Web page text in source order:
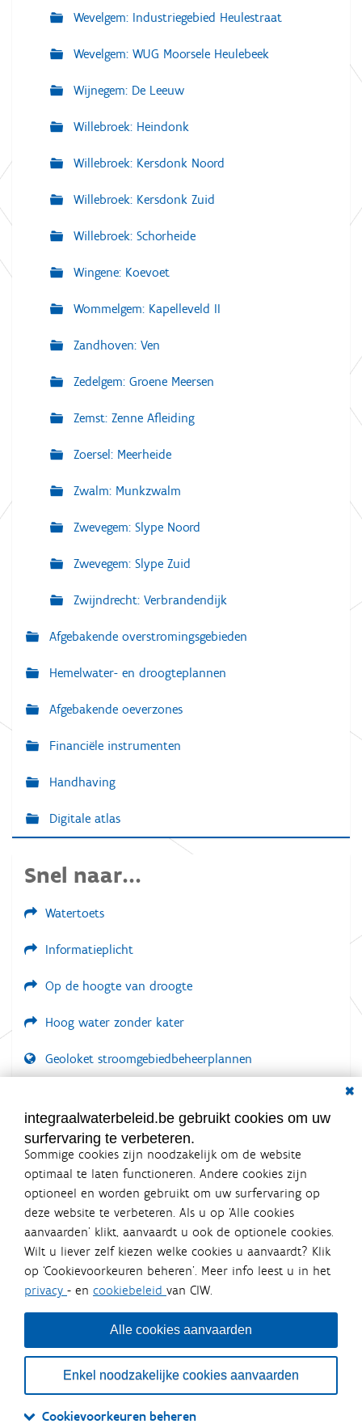
Wevelgem: Industriegebied Heulestraat
Wevelgem: WUG Moorsele Heulebeek
Wijnegem: De Leeuw
Willebroek: Heindonk
Willebroek: Kersdonk Noord
Willebroek: Kersdonk Zuid
Willebroek: Schorheide
Wingene: Koevoet
Wommelgem: Kapelleveld II
Zandhoven: Ven
Zedelgem: Groene Meersen
Zemst: Zenne Afleiding
Zoersel: Meerheide
Zwalm: Munkzwalm
Zwevegem: Slype Noord
Zwevegem: Slype Zuid
Zwijndrecht: Verbrandendijk
Afgebakende overstromingsgebieden
Hemelwater- en droogteplannen
Afgebakende oeverzones
Financiële instrumenten
Handhaving
Digitale atlas
Snel naar...
Watertoets
Informatieplicht
Op de hoogte van droogte
Hoog water zonder kater
Geoloket stroomgebiedbeheerplannen
LOGIN VEREIST
integraalwaterbeleid.be gebruikt cookies om uw
surfervaring te verbeteren.
Sommige cookies zijn noodzakelijk om de website
optimaal te laten functioneren. Andere cookies zijn
optioneel en worden gebruikt om uw surfervaring op
deze website te verbeteren. Als u op ‘Alle cookies
aanvaarden’ klikt, aanvaardt u ook de optionele cookies.
Wilt u liever zelf kiezen welke cookies u aanvaardt? Klik
op ‘Cookievoorkeuren beheren’. Meer info leest u in het
privacy - en cookiebeleid van CIW.
Alle cookies aanvaarden
Enkel noodzakelijke cookies aanvaarden
Cookievoorkeuren beheren
Integraalwaterbeleid.be is een
officiële website van de Vlaamse
overheid
uitgegeven door Coördinatiecommissie Integraal
Waterbeleid
De Coördinatiecommissie Integraal Waterbeleid (CIW) is een
bestuursniveaus die bij het waterbeleid betrokken zijn. Ook
waterbedrijven nemen deel aan het overleg. Deze
samenwerking zorgt voor een gecoördineerde en
geïntegreerde aanpak van het waterbeleid en waterbeheer
in Vlaanderen.
OVER CIW DISCLAIMER PRIVACY